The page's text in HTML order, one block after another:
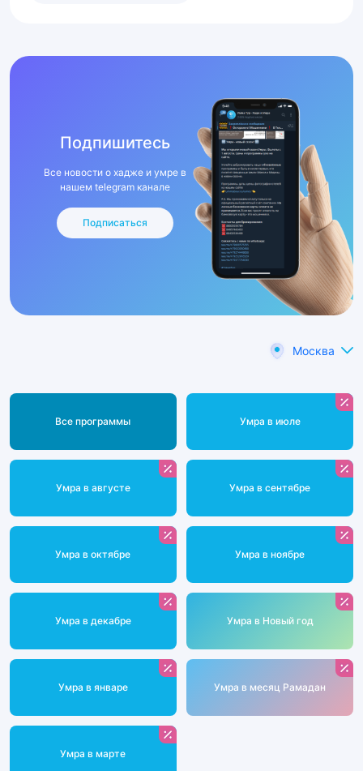
Подпишитесь
Все новости о хадже и умре в
нашем telegram канале
Подписаться
Москва
Все программы Умра в июле
Умра в августе Умра в сентябре
Умра в октябре Умра в ноябре
Умра в декабре Умра в Новый год
Умра в январе Умра в месяц Рамадан
Умра в марте